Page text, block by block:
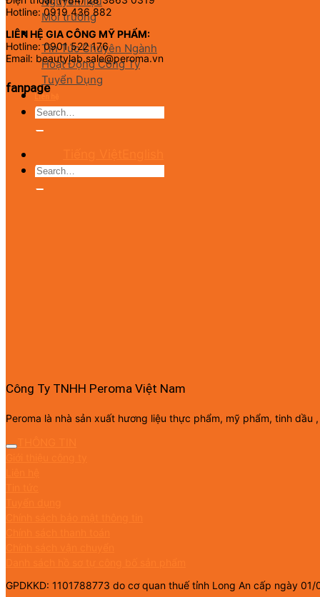
Môi trường
Tin tức
Tin Tức Chuyên Ngành
Hoạt Động Công Ty
Tuyển Dụng
Liên hệ
Hotline: 0919 436 882
LIÊN HỆ GIA CÔNG MỸ PHẨM:
Hotline: 0901 522 176
Email: beautylab.sale@peroma.vn
fanpage
Công Ty TNHH Peroma Việt Nam
Peroma là nhà sản xuất hương liệu thực phẩm, mỹ phẩm, tinh dầu
GPDKKD: 1101788773 do cơ quan thuế tỉnh Long An cấp ngày 01/